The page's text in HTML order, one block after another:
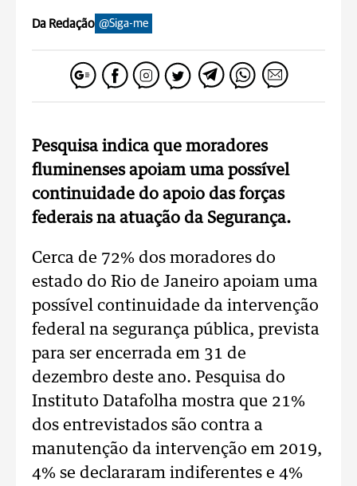
Da Redação @Siga-me
Pesquisa indica que moradores
fluminenses apoiam uma possível
continuidade do apoio das forças
federais na atuação da Segurança.
Cerca de 72% dos moradores do
estado do Rio de Janeiro apoiam uma
possível continuidade da intervenção
federal na segurança pública, prevista
para ser encerrada em 31 de
dezembro deste ano. Pesquisa do
Instituto Datafolha mostra que 21%
dos entrevistados são contra a
manutenção da intervenção em 2019,
4% se declararam indiferentes e 4%